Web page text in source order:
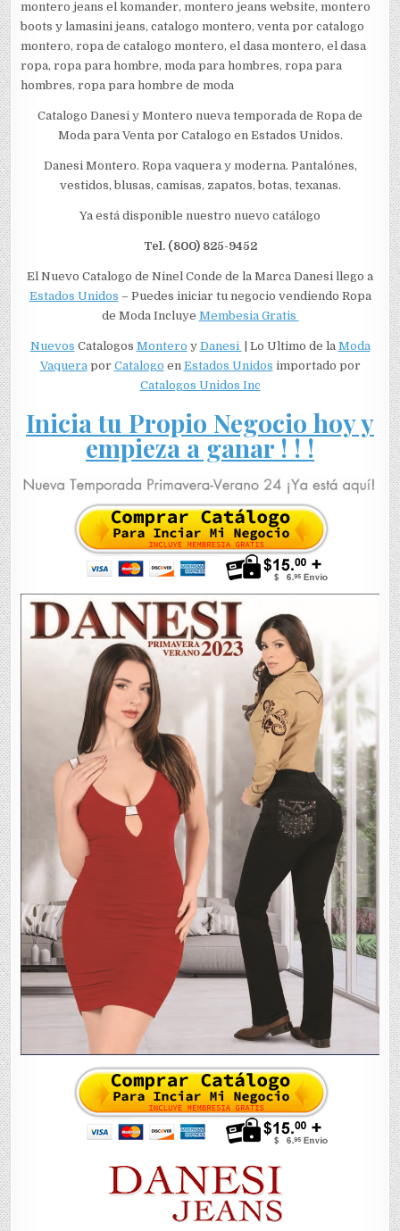
montero jeans el komander, montero jeans website, montero
boots y lamasini jeans, catalogo montero, venta por catalogo
montero, ropa de catalogo montero, el dasa montero, el dasa
ropa, ropa para hombre, moda para hombres, ropa para
hombres, ropa para hombre de moda
Catalogo Danesi y Montero nueva temporada de Ropa de
Moda para Venta por Catalogo en Estados Unidos.
Danesi Montero. Ropa vaquera y moderna. Pantalónes,
vestidos, blusas, camisas, zapatos, botas, texanas.
Ya está disponible nuestro nuevo catálogo
Tel. (800) 825-9452
El Nuevo Catalogo de Ninel Conde de la Marca Danesi llego a
Estados Unidos – Puedes iniciar tu negocio vendiendo Ropa
de Moda Incluye Membesia Gratis
Nuevos Catalogos Montero y Danesi | Lo Ultimo de la Moda
Vaquerapor Catalogo en Estados Unidos importado por
Catalogos Unidos Inc
Inicia tu Propio Negocio hoy y
empieza a ganar ! ! !